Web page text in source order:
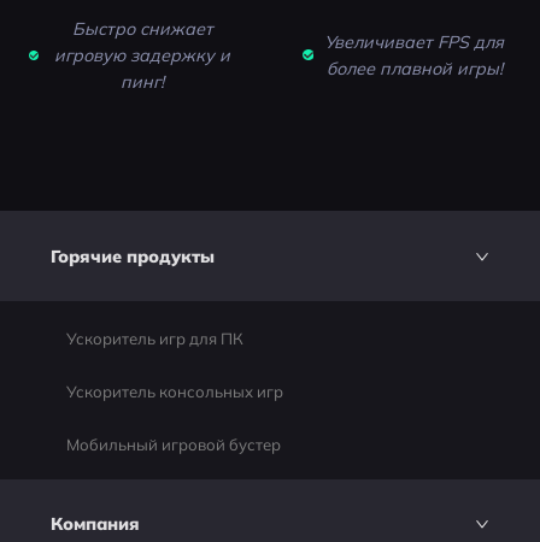
Быстро снижает
игровую задержку и
пинг!
Увеличивает FPS для
более плавной игры!
Горячие продукты
Ускоритель игр для ПК
Ускоритель консольных игр
Мобильный игровой бустер
Компания